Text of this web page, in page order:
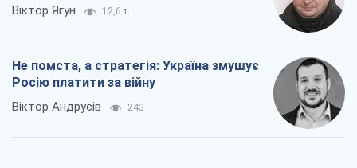
Віктор Ягун 12,6 т.
Не помста, а стратегія: Україна змушує
Росію платити за війну
Віктор Андрусів 243